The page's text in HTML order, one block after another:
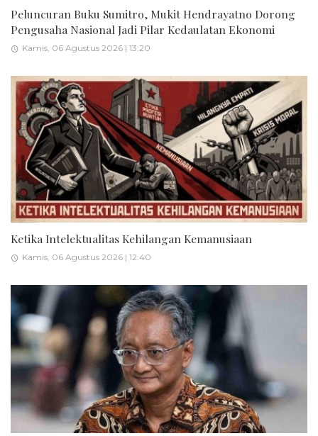
Peluncuran Buku Sumitro, Mukit Hendrayatno Dorong
Pengusaha Nasional Jadi Pilar Kedaulatan Ekonomi
Kamis, 06 Agustus 2026 | 13:20
Ketika Intelektualitas Kehilangan Kemanusiaan
Kamis, 06 Agustus 2026 | 12:40